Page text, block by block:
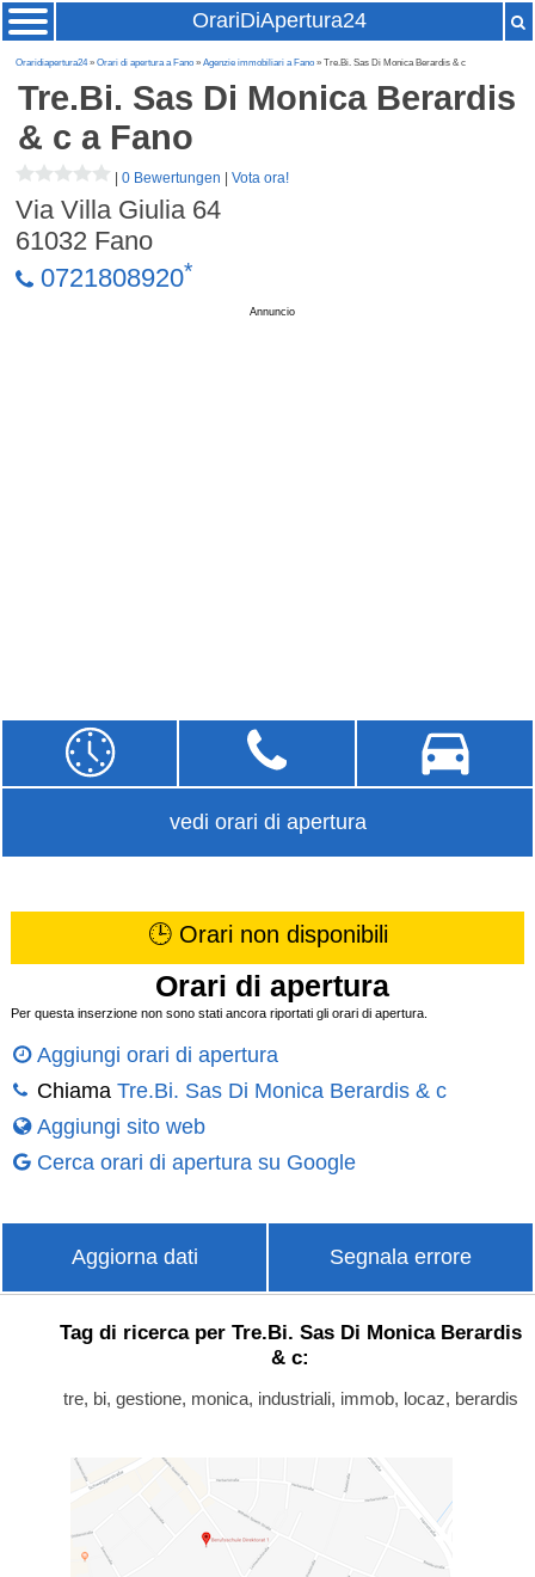
OrariDiApertura24
Oraridiapertura24»Orari di apertura a Fano »Agenzie immobiliari a Fano » Tre.Bi. Sas Di Monica Berardis & c
Tre.Bi. Sas Di Monica Berardis
& c a Fano
|0 Bewertungen |Vota ora!
Via Villa Giulia 64
61032 Fano
0721808920*
Annuncio
vedi orari di apertura
🕒 Orari non disponibili
Orari di apertura
Per questa inserzione non sono stati ancora riportati gli orari di apertura.
Aggiungi orari di apertura
Chiama Tre.Bi. Sas Di Monica Berardis & c
Aggiungi sito web
Cerca orari di apertura su Google
Aggiorna dati Segnala errore
Tag di ricerca per Tre.Bi. Sas Di Monica Berardis
& c:
tre, bi, gestione, monica, industriali, immob, locaz, berardis